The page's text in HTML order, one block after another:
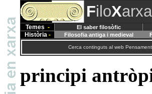
FiloXarxa
Temes - El saber filosòfic
Història- Filosofia antiga i medieval
Cerca continguts al web
principi